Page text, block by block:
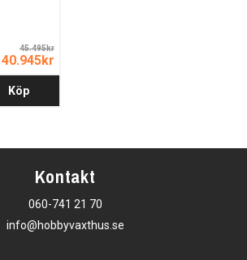
45.495kr
40.945kr
Köp
Kontakt
060-741 21 70
info@hobbyvaxthus.se